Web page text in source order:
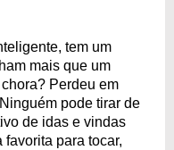
tem um
mais que um
Perdeu em
pode tirar de
de idas e vindas
para tocar,